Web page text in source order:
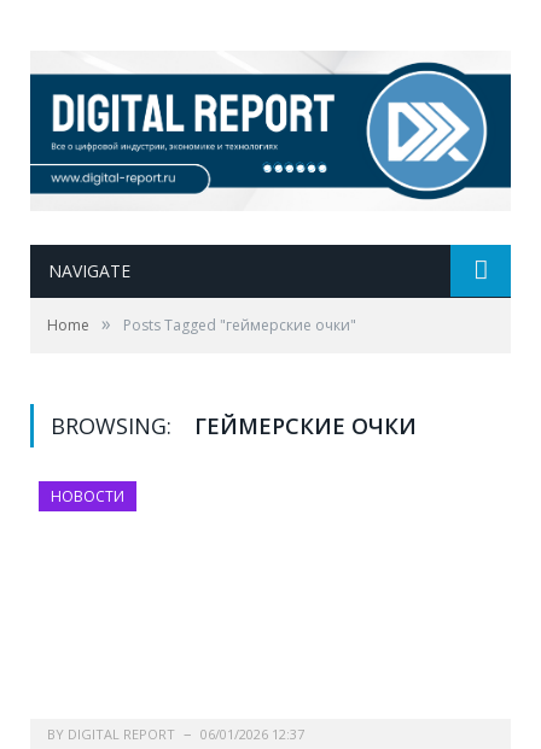
NAVIGATE
Home » Posts Tagged "геймерские очки"
BROWSING: ГЕЙМЕРСКИЕ ОЧКИ
НОВОСТИ
BY DIGITAL REPORT 06/01/2026 12:37